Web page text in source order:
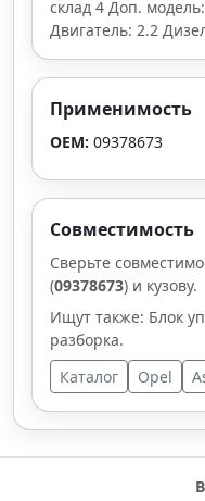
склад 4 Доп.
Двигатель: 2.2
Применимость
OEM: 09378673
Совместимость
Сверьте
(09378673) и кузову.
Ищут также: Блок
разборка.
Каталог
Opel